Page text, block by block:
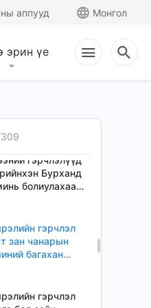
аппууд Монгол
эрин үе
309
гэрчлэлүүд
нь хамгийн
ухаан юм"
гэрчлэлүүд
Бурханд
болиулахаар
гэрчлэл
зан чанарын
багахан
гэрчлэл